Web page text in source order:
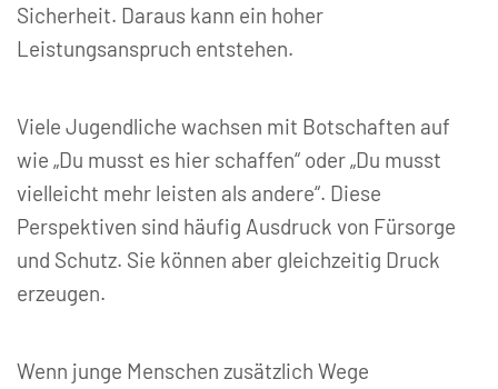
Sicherheit. Daraus kann ein hoher
Leistungsanspruch entstehen.
Viele Jugendliche wachsen mit Botschaften auf
wie „Du musst es hier schaffen“ oder „Du musst
vielleicht mehr leisten als andere“. Diese
Perspektiven sind häufig Ausdruck von Fürsorge
und Schutz. Sie können aber gleichzeitig Druck
erzeugen.
Wenn junge Menschen zusätzlich Wege